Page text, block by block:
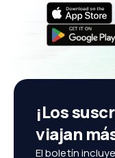
¡Los
viajan
El boletín